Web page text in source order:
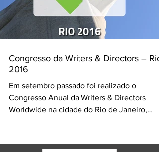
Congresso da Writers & Directors – Rio
2016
Em setembro passado foi realizado o
Congresso Anual da Writers & Directors
Worldwide na cidade do Rio de Janeiro,